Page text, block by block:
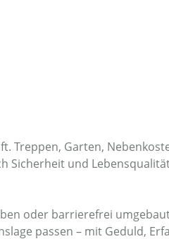
Treppen, Garten,
Sicherheit und
oder barrierefrei
passen – mit Geduld,